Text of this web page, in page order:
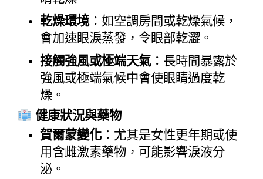
乾燥環境：如空調房間或乾燥氣候，
會加速眼淚蒸發，令眼部乾澀。
接觸強風或極端天氣：長時間暴露於
強風或極端氣候中會使眼睛過度乾
燥。
健康狀況與藥物
賀爾蒙變化：尤其是女性更年期或使
用含雌激素藥物，可能影響淚液分
泌。